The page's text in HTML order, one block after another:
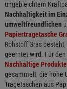
ungebleichtem
Nachhaltigkeit im
umweltfreundlichen
Papiertragetasche
Rohstoff Gras
geerntet wird. Für
Nachhaltige Produkte
gesammelt, die höhe
Tragetaschen aus